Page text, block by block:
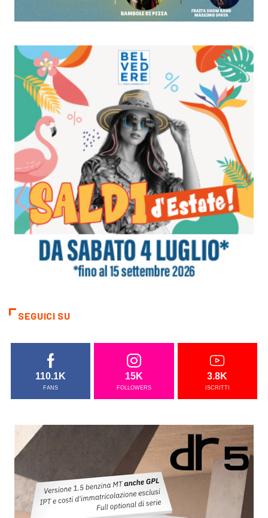
SEGUICI SU
110.1K
FANS
15K
FOLLOWERS
3.8K
ISCRITTI